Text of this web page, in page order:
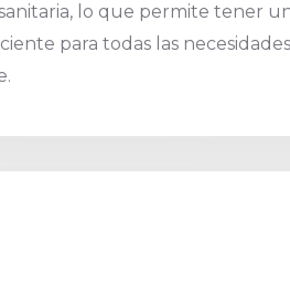
lo que permite tener
para todas las